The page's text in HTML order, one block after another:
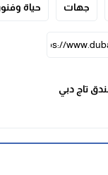
جهات حياة
تاج دبي